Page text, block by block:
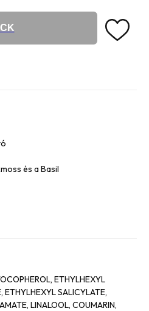
és a Basil
ETHYLHEXYL
SALICYLATE,
LINALOOL, COUMARIN,